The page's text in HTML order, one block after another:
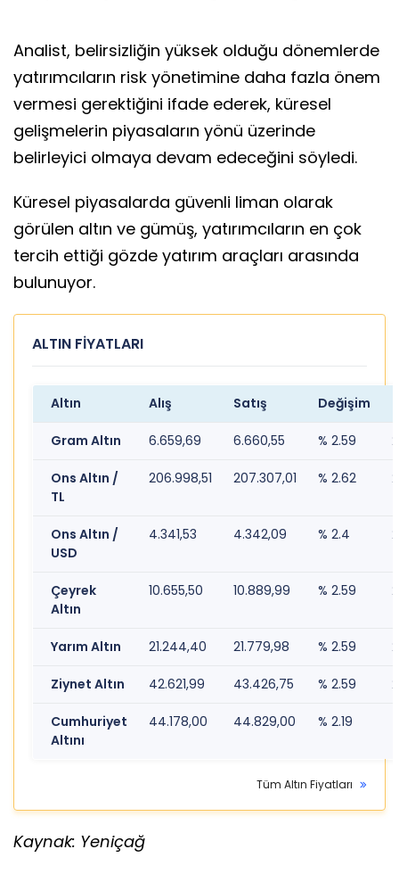
Analist, belirsizliğin yüksek olduğu dönemlerde
yatırımcıların risk yönetimine daha fazla önem
vermesi gerektiğini ifade ederek, küresel
gelişmelerin piyasaların yönü üzerinde
belirleyici olmaya devam edeceğini söyledi.
Küresel piyasalarda güvenli liman olarak
görülen altın ve gümüş, yatırımcıların en çok
tercih ettiği gözde yatırım araçları arasında
bulunuyor.
ALTIN FİYATLARI
Altın Alış Satış Değişim
Gram Altın 6.659,69 6.660,55 % 2.59
Ons Altın /
TL
206.998,51 207.307,01 % 2.62
Ons Altın /
USD
4.341,53 4.342,09 % 2.4
Çeyrek
Altın
10.655,50 10.889,99 % 2.59
Yarım Altın 21.244,40 21.779,98 % 2.59
Ziynet Altın 42.621,99 43.426,75 % 2.59
Cumhuriyet
Altını
44.178,00 44.829,00 % 2.19
Tüm Altın Fiyatları
Kaynak: Yeniçağ